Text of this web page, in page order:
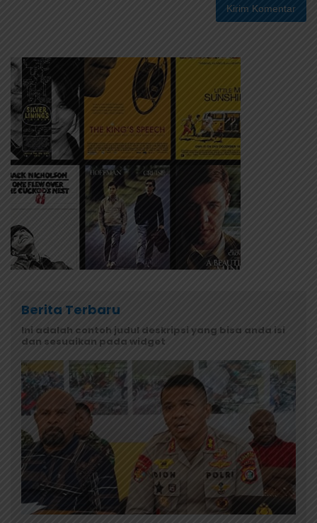
Berita Terbaru
Ini adalah contoh judul deskripsi yang bisa anda isi
dan sesuaikan pada widget